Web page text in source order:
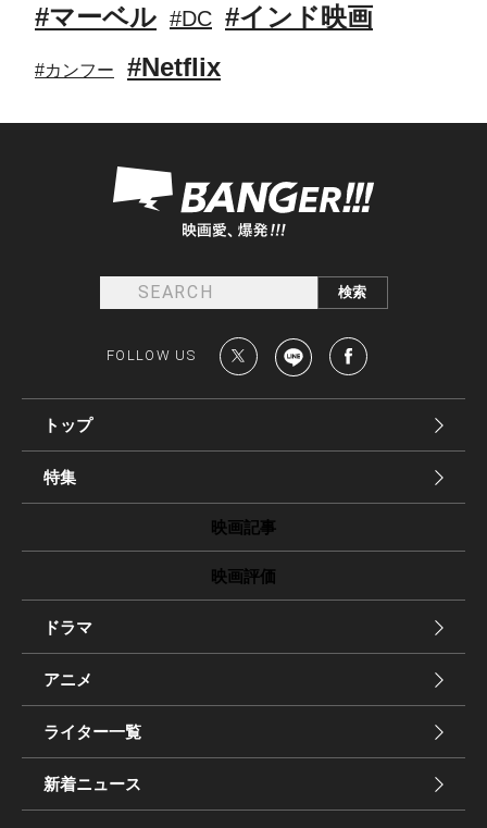
#マーベル #DC #インド映画
#カンフー #Netflix
FOLLOW US
トップ
特集
映画記事
映画評価
ドラマ
アニメ
ライター一覧
新着ニュース